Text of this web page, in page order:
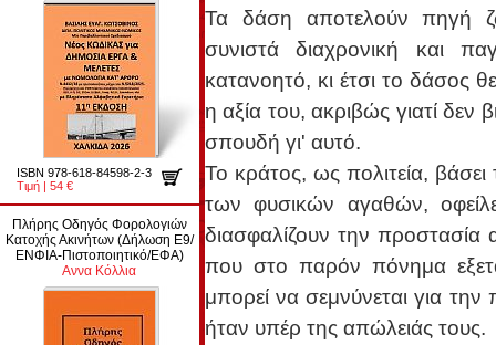
ISBN 978-618-84598-2-3
Τιμή | 54 €
Πλήρης Οδηγός Φορολογιών
Κατοχής Ακινήτων (Δήλωση Ε9/
ΕΝΦΙΑ-Πιστοποιητικό/ΕΦΑ)
Αννα Κόλλια
Τα δάση αποτελούν πηγή
συνιστά διαχρονική και
κατανοητό, κι έτσι το δάσος
η αξία του, ακριβώς γιατί δεν
σπουδή γι' αυτό.
Το κράτος, ως πολιτεία,
των φυσικών αγαθών,
διασφαλίζουν την προστασία
που στο παρόν πόνημα
μπορεί να σεμνύνεται για
ήταν υπέρ της απώλειάς τους.